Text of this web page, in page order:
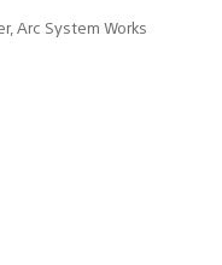
Arc System Works